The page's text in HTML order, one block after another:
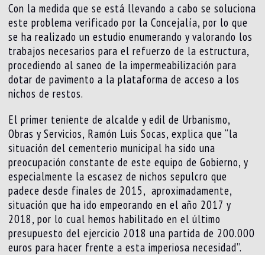
Con la medida que se está llevando a cabo se soluciona
este problema verificado por la Concejalía, por lo que
se ha realizado un estudio enumerando y valorando los
trabajos necesarios para el refuerzo de la estructura,
procediendo al saneo de la impermeabilización para
dotar de pavimento a la plataforma de acceso a los
nichos de restos.
El primer teniente de alcalde y edil de Urbanismo,
Obras y Servicios, Ramón Luis Socas, explica que “la
situación del cementerio municipal ha sido una
preocupación constante de este equipo de Gobierno, y
especialmente la escasez de nichos sepulcro que
padece desde finales de 2015, aproximadamente,
situación que ha ido empeorando en el año 2017 y
2018, por lo cual hemos habilitado en el último
presupuesto del ejercicio 2018 una partida de 200.000
euros para hacer frente a esta imperiosa necesidad”.